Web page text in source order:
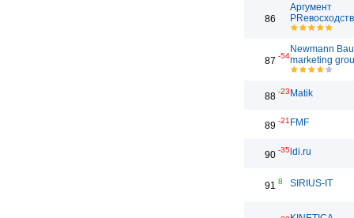
86
Аргумент
87 -54
Newmann
marketing
88 -23 Matik
89 -21 FMF
90 -35 ldi.ru
91 8 SIRIUS-IT